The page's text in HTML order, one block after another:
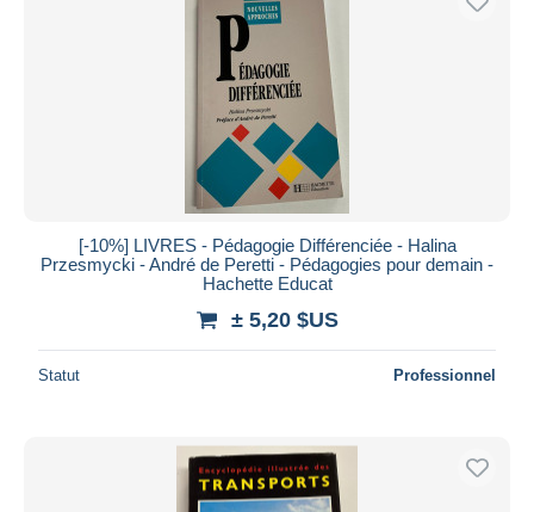
[-10%] LIVRES - Pédagogie Différenciée - Halina
Przesmycki - André de Peretti - Pédagogies pour demain -
Hachette Educat
± 5,20 $US
Statut Professionnel